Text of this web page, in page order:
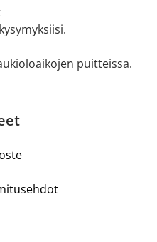
puitteissa.